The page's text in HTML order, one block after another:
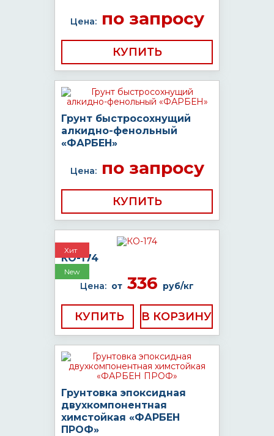
Цена:по запросу
КУПИТЬ
Грунт быстросохнущий
алкидно-фенольный
«ФАРБЕН»
Цена:по запросу
КУПИТЬ
Хит
New
КО-174
Цена: от 336 руб/кг
КУПИТЬ
Грунтовка эпоксидная
двухкомпонентная
химстойкая «ФАРБЕН
ПРОФ»